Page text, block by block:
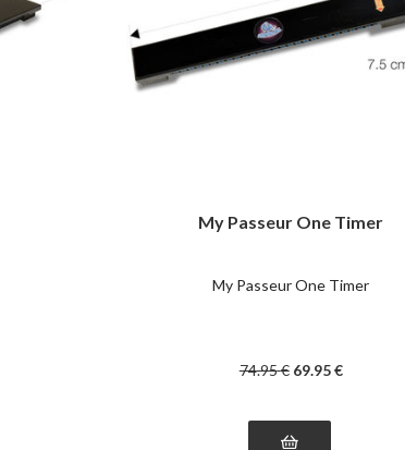
My Passeur One Timer
My Passeur One Timer
74.95€ 69.95€